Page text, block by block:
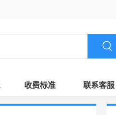
收费标准 联系客服